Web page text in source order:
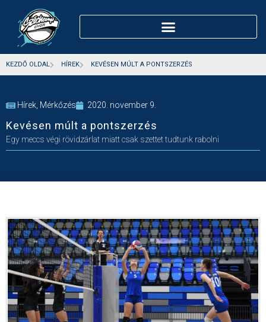
KEZDŐ OLDAL HÍREK KEVÉSEN MÚLT A PONTSZERZÉS
Hírek Mérkőzés 2020. november 9.
Kevésen múlt a pontszerzés
Egy meccs végi rövidzárlat miatt csak szettet tudtunk rabolni